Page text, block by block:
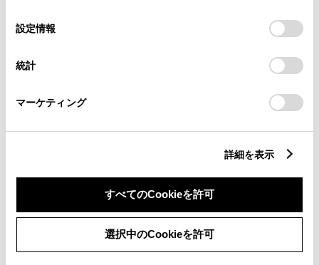
デバイスにすべてのCookie(クッキー)が保存されることに同
意したことになります。Cookie(クッキー)のオプトアウト、
設定の変更、同意を撤回したりするにあたっては、当社の
「Cookie（クッキー）情報の取り扱いについて
」をご覧くだ
設定情報
統計
マーケティング
詳細を表示
すべてのCookieを許可
選択中のCookieを許可
必須 市区町村名
丁目番地